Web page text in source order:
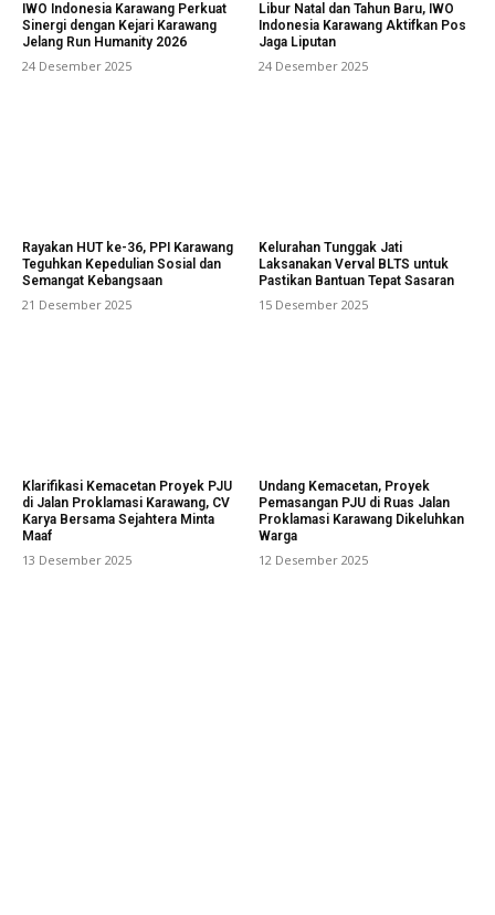
IWO Indonesia Karawang Perkuat
Sinergi dengan Kejari Karawang
Jelang Run Humanity 2026
24 Desember 2025
Libur Natal dan Tahun Baru, IWO
Indonesia Karawang Aktifkan Pos
Jaga Liputan
24 Desember 2025
Rayakan HUT ke-36, PPI Karawang
Teguhkan Kepedulian Sosial dan
Semangat Kebangsaan
21 Desember 2025
Kelurahan Tunggak Jati
Laksanakan Verval BLTS untuk
Pastikan Bantuan Tepat Sasaran
15 Desember 2025
Klarifikasi Kemacetan Proyek PJU
di Jalan Proklamasi Karawang, CV
Karya Bersama Sejahtera Minta
Maaf
13 Desember 2025
Undang Kemacetan, Proyek
Pemasangan PJU di Ruas Jalan
Proklamasi Karawang Dikeluhkan
Warga
12 Desember 2025